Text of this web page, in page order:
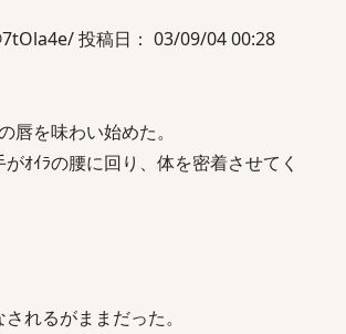
投稿日： 03/09/04 00:28
唇を味わい始めた。
ｵｲﾗの腰に回り、体を密着させてく
れるがままだった。